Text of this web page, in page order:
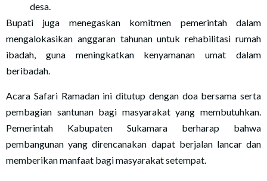
desa.
Bupati juga menegaskan komitmen pemerintah dalam
mengalokasikan anggaran tahunan untuk rehabilitasi rumah
ibadah, guna meningkatkan kenyamanan umat dalam
beribadah.
Acara Safari Ramadan ini ditutup dengan doa bersama serta
pembagian santunan bagi masyarakat yang membutuhkan.
Pemerintah Kabupaten Sukamara berharap bahwa
pembangunan yang direncanakan dapat berjalan lancar dan
memberikan manfaat bagi masyarakat setempat.